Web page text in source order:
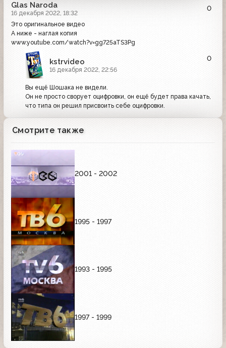
Glas Naroda
16 декабря 2022, 18:32
0
Это оригинальное видео
А ниже - наглая копия
www.youtube.com/watch?v=gg725aTS3Pg
kstrvideo
16 декабря 2022, 22:56
0
Вы ещё Шошака не видели.
Он не просто сворует оцифровки, он ещё будет права качать,
что типа он решил присвоить себе оцифровки.
Смотрите также
2001 - 2002
1995 - 1997
1993 - 1995
1997 - 1999